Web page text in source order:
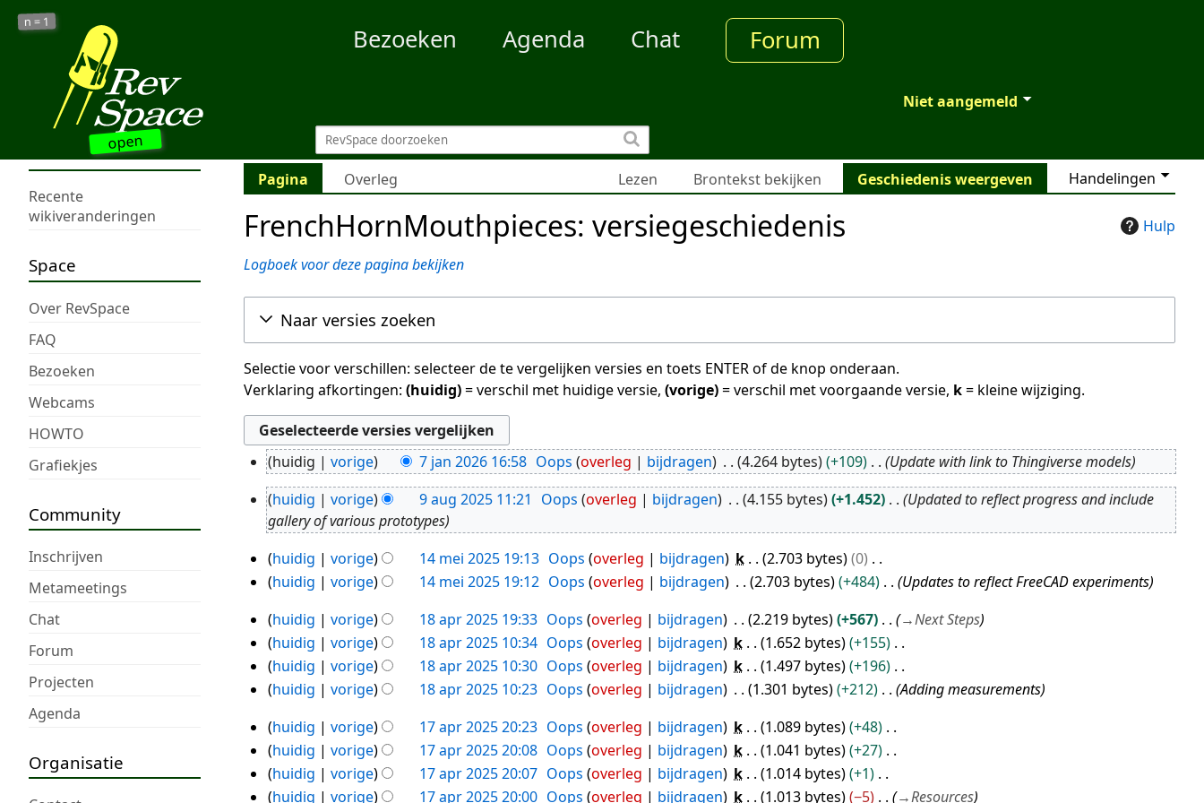
open
n = 1
Bezoeken Agenda Chat Forum
Niet aangemeld
Recente
wikiveranderingen
Space
Over RevSpace
FAQ
Bezoeken
Webcams
HOWTO
Grafiekjes
Community
Inschrijven
Metameetings
Chat
Forum
Projecten
Agenda
Organisatie
Pagina Overleg Handelingen
Lezen Brontekst bekijken Geschiedenis weergeven
Hulp
FrenchHornMouthpieces: versiegeschiedenis
Logboek voor deze pagina bekijken
Naar versies zoeken
Selectie voor verschillen: selecteer de te vergelijken versies en toets ENTER of de knop onderaan.
Verklaring afkortingen: (huidig)= verschil met huidige versie, (vorige)= verschil met voorgaande versie, k= kleine wijziging.
7
jan
2026
huidig vorige 7 jan 2026 16:58 Oops overleg bijdragen 4.264 bytes +109 Update with link to Thingiverse models
9
aug
2025
huidig vorige 9 aug 2025 11:21 Oops overleg bijdragen 4.155 bytes +1.452
Updated to reflect progress and include
gallery of various prototypes
14
mei
2025
huidig vorige 14 mei 2025 19:13 Oops overleg bijdragen k 2.703 bytes
0
G
e
n
b
e
e
r
k
i
huidig vorige 14 mei 2025 19:12 Oops overleg bijdragen 2.703 bytes +484 Updates to reflect FreeCAD experiments
18
apr
2025
huidig vorige 18 apr 2025 19:33 Oops overleg bijdragen 2.219 bytes +567 →Next Steps
huidig
vorige 18 apr 2025 10:34 Oops overleg bijdragen k 1.652 bytes
+155
G
e
n
b
e
w
huidig vorige 18 apr 2025 10:30 Oops overleg bijdragen k 1.497 bytes
+196
G
e
n
b
e
huidig vorige 18 apr 2025 10:23 Oops overleg bijdragen 1.301 bytes +212 Adding measurements
17
apr
2025
huidig vorige 17 apr 2025 20:23 Oops overleg bijdragen k 1.089 bytes
+48
G
e
e
huidig vorige 17 apr 2025 20:08 Oops overleg bijdragen k 1.041 bytes
+27
G
e
huidig vorige 17 apr 2025 20:07 Oops overleg bijdragen k 1.014 bytes
+1
Ghuidig vorige 17 apr 2025 20:00 Oops overleg bijdragen k 1.013 bytes −5 →Resources